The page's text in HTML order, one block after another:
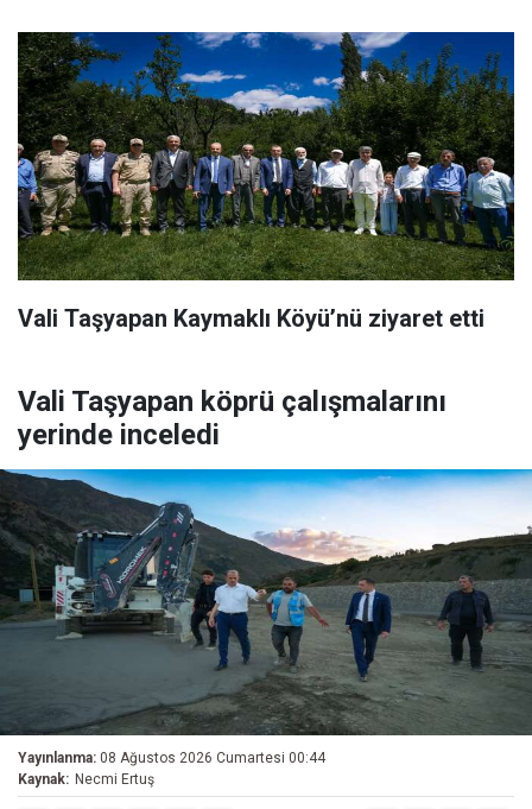
Vali Taşyapan Kaymaklı Köyü’nü ziyaret etti
Vali Taşyapan köprü çalışmalarını
yerinde inceledi
Yayınlanma: 08 Ağustos 2026 Cumartesi 00:44
Kaynak: Necmi Ertuş